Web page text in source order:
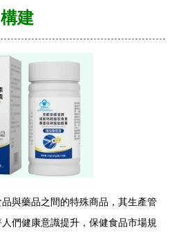
構建
與藥品之間的特殊商品，其生產管
們健康意識提升，保健食品市場規